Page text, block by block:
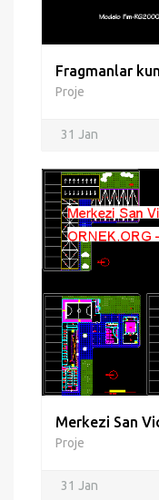
Fragmanlar
Proje
31 Jan
Merkezi San
Proje
31 Jan